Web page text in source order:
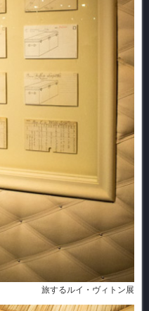
旅するルイ・ヴィトン展